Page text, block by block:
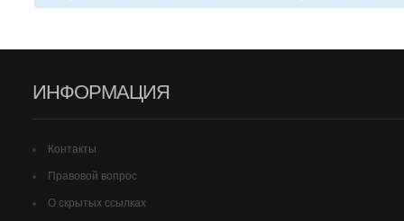
ИНФОРМАЦИЯ
Контакты
Правовой вопрос
О скрытых ссылках